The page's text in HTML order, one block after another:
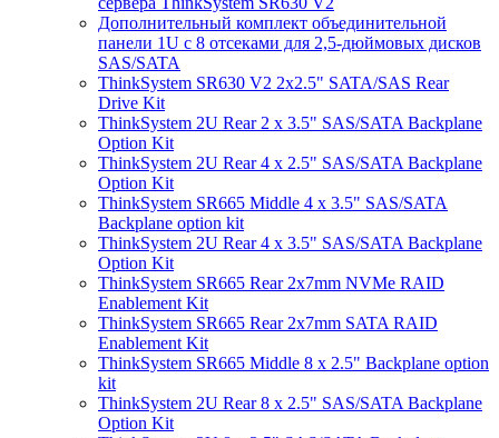
Дополнительный комплект объединительной
панели 1U с 8 отсеками для 2,5-дюймовых дисков
SAS/SATA
ThinkSystem SR630 V2 2x2.5" SATA/SAS Rear
Drive Kit
ThinkSystem 2U Rear 2 x 3.5" SAS/SATA Backplane
Option Kit
ThinkSystem 2U Rear 4 x 2.5" SAS/SATA Backplane
Option Kit
ThinkSystem SR665 Middle 4 x 3.5" SAS/SATA
Backplane option kit
ThinkSystem 2U Rear 4 x 3.5" SAS/SATA Backplane
Option Kit
ThinkSystem SR665 Rear 2x7mm NVMe RAID
Enablement Kit
ThinkSystem SR665 Rear 2x7mm SATA RAID
Enablement Kit
ThinkSystem SR665 Middle 8 x 2.5" Backplane option
kit
ThinkSystem 2U Rear 8 x 2.5" SAS/SATA Backplane
Option Kit